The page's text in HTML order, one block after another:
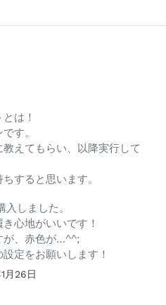
は！
す。
えてもらい、以降実行して
すると思います。
しました。
心地がいいです！
が、赤色が…^^;
定をお願いします！
月26日